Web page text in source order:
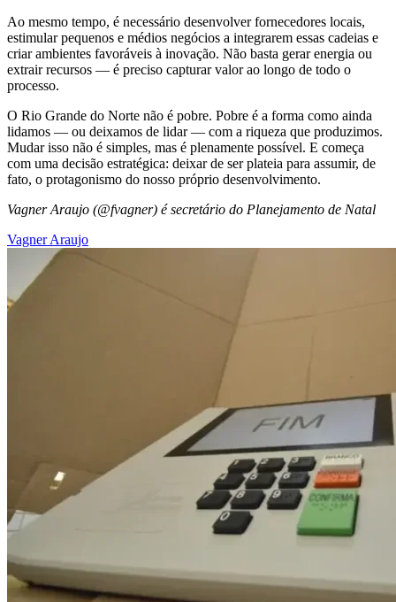
Ao mesmo tempo, é necessário desenvolver fornecedores locais,
estimular pequenos e médios negócios a integrarem essas cadeias e
criar ambientes favoráveis à inovação. Não basta gerar energia ou
extrair recursos — é preciso capturar valor ao longo de todo o
processo.
O Rio Grande do Norte não é pobre. Pobre é a forma como ainda
lidamos — ou deixamos de lidar — com a riqueza que produzimos.
Mudar isso não é simples, mas é plenamente possível. E começa
com uma decisão estratégica: deixar de ser plateia para assumir, de
fato, o protagonismo do nosso próprio desenvolvimento.
Vagner Araujo (@fvagner) é secretário do Planejamento de Natal
Vagner Araujo